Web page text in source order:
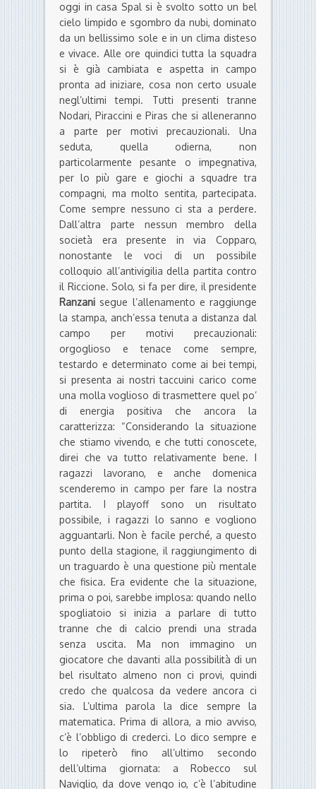
oggi in casa Spal si è svolto sotto un bel
cielo limpido e sgombro da nubi, dominato
da un bellissimo sole e in un clima disteso
e vivace. Alle ore quindici tutta la squadra
si è già cambiata e aspetta in campo
pronta ad iniziare, cosa non certo usuale
negl’ultimi tempi. Tutti presenti tranne
Nodari, Piraccini e Piras che si alleneranno
a parte per motivi precauzionali. Una
seduta, quella odierna, non
particolarmente pesante o impegnativa,
per lo più gare e giochi a squadre tra
compagni, ma molto sentita, partecipata.
Come sempre nessuno ci sta a perdere.
Dall’altra parte nessun membro della
società era presente in via Copparo,
nonostante le voci di un possibile
colloquio all’antivigilia della partita contro
il Riccione. Solo, si fa per dire, il presidente
Ranzani segue l’allenamento e raggiunge
la stampa, anch’essa tenuta a distanza dal
campo per motivi precauzionali:
orgoglioso e tenace come sempre,
testardo e determinato come ai bei tempi,
si presenta ai nostri taccuini carico come
una molla voglioso di trasmettere quel po’
di energia positiva che ancora la
caratterizza: “Considerando la situazione
che stiamo vivendo, e che tutti conoscete,
direi che va tutto relativamente bene. I
ragazzi lavorano, e anche domenica
scenderemo in campo per fare la nostra
partita. I playoff sono un risultato
possibile, i ragazzi lo sanno e vogliono
agguantarli. Non è facile perché, a questo
punto della stagione, il raggiungimento di
un traguardo è una questione più mentale
che fisica. Era evidente che la situazione,
prima o poi, sarebbe implosa: quando nello
spogliatoio si inizia a parlare di tutto
tranne che di calcio prendi una strada
senza uscita. Ma non immagino un
giocatore che davanti alla possibilità di un
bel risultato almeno non ci provi, quindi
credo che qualcosa da vedere ancora ci
sia. L’ultima parola la dice sempre la
matematica. Prima di allora, a mio avviso,
c’è l’obbligo di crederci. Lo dico sempre e
lo ripeterò fino all’ultimo secondo
dell’ultima giornata: a Robecco sul
Naviglio, da dove vengo io, c’è l’abitudine